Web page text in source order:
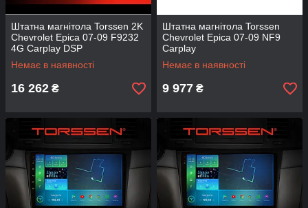
Штатна магнітола Torssen 2K
Chevrolet Epica 07-09 F9232
4G Carplay DSP
Немає в наявності
16 262 ₴
Штатна магнітола Torssen
Chevrolet Epica 07-09 NF9
Carplay
Немає в наявності
9 977 ₴